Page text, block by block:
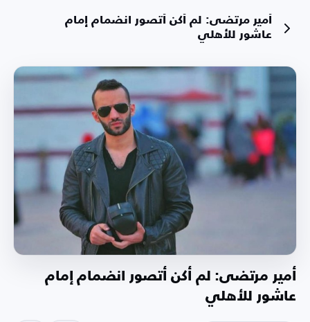
أمير مرتضى: لم أكن أتصور انضمام إمام
عاشور للأهلي
أمير مرتضى: لم أكن أتصور انضمام إمام
عاشور للأهلي